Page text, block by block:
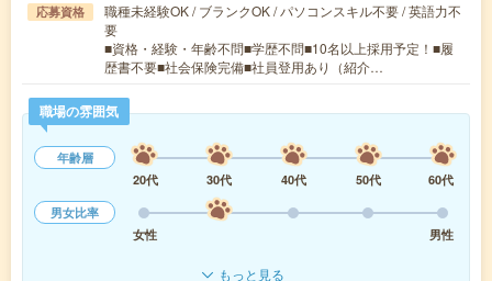
応募資格
職種未経験OK / ブランクOK / パソコンスキル不要 / 英語力不
要
■資格・経験・年齢不問■学歴不問■10名以上採用予定！■履
歴書不要■社会保険完備■社員登用あり（紹介…
職場の雰囲気
年齢層
20代
30代 40代 50代
60代
男女比率
女性
男性
もっと見る